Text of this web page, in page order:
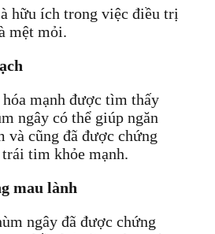
hữu ích trong việc điều trị
mệt mỏi.
mạnh được tìm thấy
ngây có thể giúp ngăn
và cũng đã được chứng
tim khỏe mạnh.
mau lành
ngây đã được chứng